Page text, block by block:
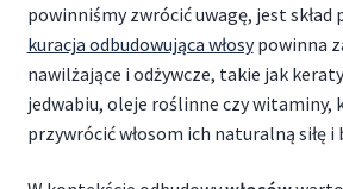
powinniśmy zwrócić uwagę, jest skład
kuracja odbudowująca włosypowinna
nawilżające i odżywcze, takie jak
jedwabiu, oleje roślinne czy witaminy,
przywrócić włosom ich naturalną siłę i